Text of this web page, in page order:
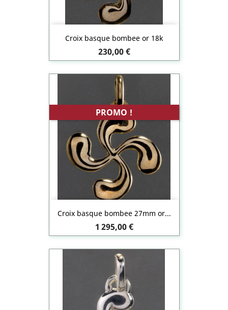
Croix basque bombee or 18k
Prix
230,00 €
Croix basque bombee 27mm or...
Prix
1 295,00 €
PROMO !